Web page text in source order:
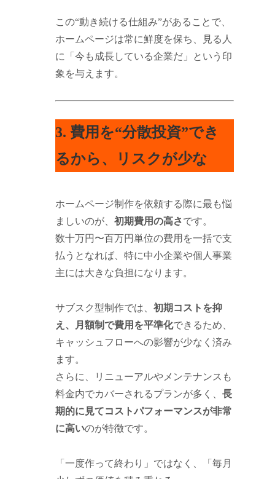
この“動き続ける仕組み”があることで、
ホームページは常に鮮度を保ち、見る人
に「今も成長している企業だ」という印
象を与えます。
3. 費用を“分散投資”でき
るから、リスクが少な
ホームページ制作を依頼する際に最も悩
ましいのが、初期費用の高さです。
数十万円〜百万円単位の費用を一括で支
払うとなれば、特に中小企業や個人事業
主には大きな負担になります。
サブスク型制作では、初期コストを抑
え、月額制で費用を平準化できるため、
キャッシュフローへの影響が少なく済み
ます。
さらに、リニューアルやメンテナンスも
料金内でカバーされるプランが多く、長
期的に見てコストパフォーマンスが非常
に高いのが特徴です。
「一度作って終わり」ではなく、「毎月